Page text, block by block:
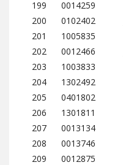
199
0014259
200
0102402
201
1005835
202
0012466
203
1003833
204
1302492
205
0401802
206
1301811
207
0013134
208
0013746
209
0012875